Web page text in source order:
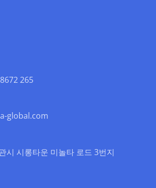
265
global.com
시 시롱타운 미놀타 로드 3번지